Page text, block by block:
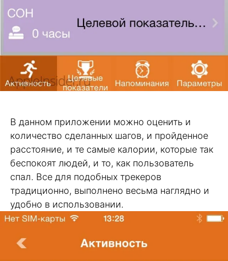
В данном приложении можно оценить и
количество сделанных шагов, и пройденное
расстояние, и те самые калории, которые так
беспокоят людей, и то, как пользователь
спал. Все для подобных трекеров
традиционно, выполнено весьма наглядно и
удобно в использовании.